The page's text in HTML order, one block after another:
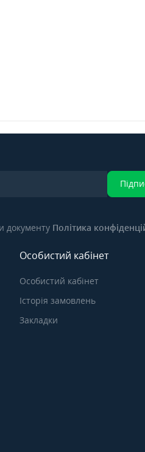
документу Політика
Особистий кабінет
Особистий кабінет
Історія замовлень
Закладки